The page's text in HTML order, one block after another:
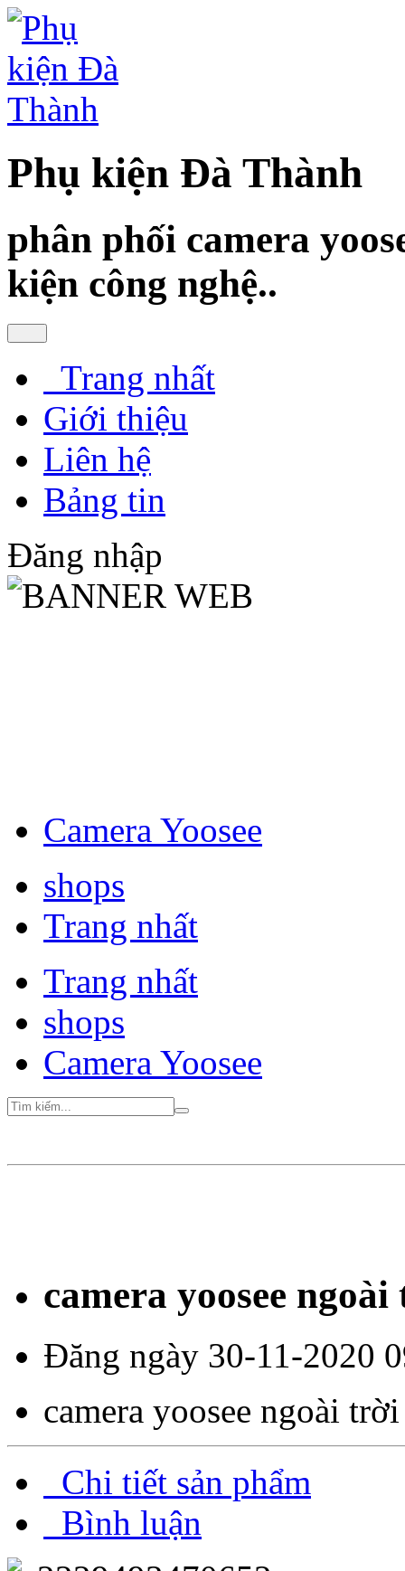
Phụ kiện Đà Thành
phân phối camera
kiện công nghệ..
Trang nhất
Giới thiệu
Liên hệ
Bảng tin
Đăng nhập
Camera Yoosee
shops
Trang nhất
Trang nhất
shops
Camera Yoosee
camera yoosee
Đăng ngày 30-11-2020
camera yoosee ngoài
Chi tiết sản phẩm
Bình luận